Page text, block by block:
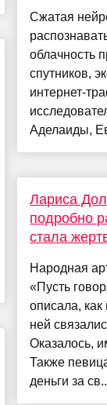
Сжатая
облачность
спутников,
интернет-
Аделаиды,
Лариса
подробно
стала
Народная
«Пусть
описала, как
ней
Оказалось,
Также
деньги за